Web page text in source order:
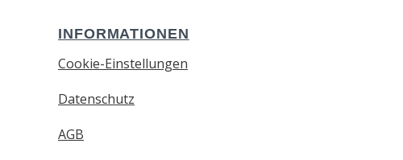
INFORMATIONEN
Cookie-Einstellungen
Datenschutz
AGB